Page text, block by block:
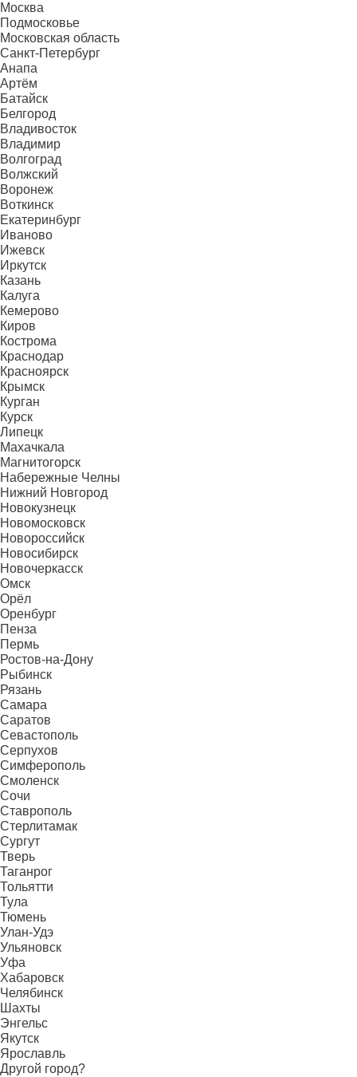
Москва
Подмосковье
Московская область
Санкт-Петербург
Анапа
Артём
Батайск
Белгород
Владивосток
Владимир
Волгоград
Волжский
Воронеж
Воткинск
Екатеринбург
Иваново
Ижевск
Иркутск
Казань
Калуга
Кемерово
Киров
Кострома
Краснодар
Красноярск
Крымск
Курган
Курск
Липецк
Махачкала
Магнитогорск
Набережные Челны
Нижний Новгород
Новокузнецк
Новомосковск
Новороссийск
Новосибирск
Новочеркасск
Омск
Орёл
Оренбург
Пенза
Пермь
Ростов-на-Дону
Рыбинск
Рязань
Самара
Саратов
Севастополь
Серпухов
Симферополь
Смоленск
Сочи
Ставрополь
Стерлитамак
Сургут
Тверь
Таганрог
Тольятти
Тула
Тюмень
Улан-Удэ
Ульяновск
Уфа
Хабаровск
Челябинск
Шахты
Энгельс
Якутск
Ярославль
Другой город?